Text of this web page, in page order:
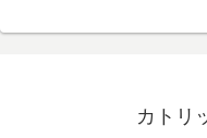
カトリ